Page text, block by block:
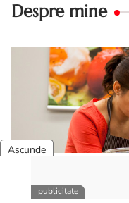
Despre mine